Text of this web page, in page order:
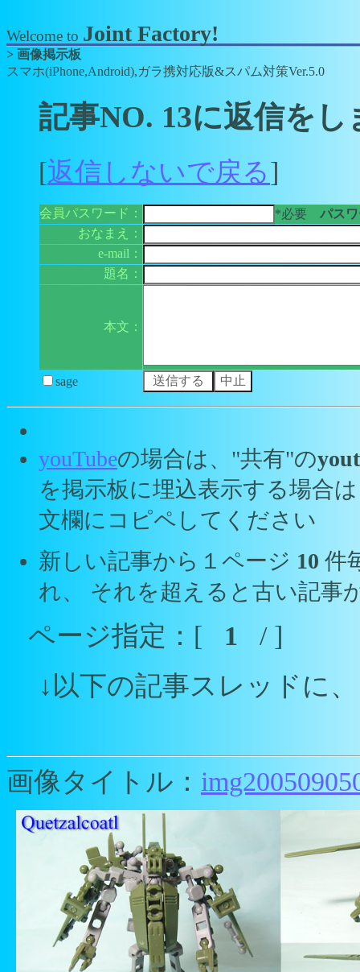
Welcome to Joint Factory!
> 画像掲示板
スマホ(iPhone,Android),ガラ携対応版&スパム対策Ver.5.0
記事NO. 13に返信を
[返信しないで戻る]
会員パスワード： *必要 パス
おなまえ：
e-mail：
題名：
本文：
sage
youTubeの場合は、"共有"の
を掲示板に埋込表示する場合
文欄にコピペしてください
新しい記事から１ページ 10 件
れ、 それを超えると古い記事
ページ指定：[ 1 / ]
↓以下の記事スレッドに
画像タイトル：